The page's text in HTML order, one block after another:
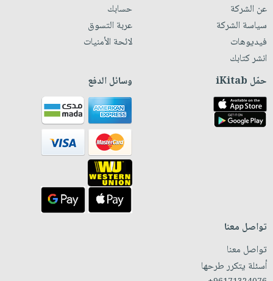
عن الشركة
سياسة الشركة
فيديوهات
انشر كتابك
حسابك
عربة التسوق
لائحة الأمنيات
حمّل iKitab وسائل الدفع
تواصل معنا
تواصل معنا
أسئلة يتكرر طرحها